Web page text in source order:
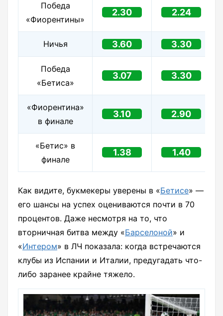
Победа
«Фиорентины»
2.30 2.24
Ничья 3.60 3.30
Победа
«Бетиса»
3.07 3.30
«Фиорентина»
в финале
3.10 2.90
«Бетис» в
финале
1.38 1.40
Как видите, букмекеры уверены в «Бетисе» —
его шансы на успех оцениваются почти в 70
процентов. Даже несмотря на то, что
вторничная битва между «Барселоной» и
«Интером» в ЛЧ показала: когда встречаются
клубы из Испании и Италии, предугадать что-
либо заранее крайне тяжело.